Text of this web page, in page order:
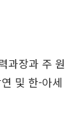
과장과 주 원
및 한-아세